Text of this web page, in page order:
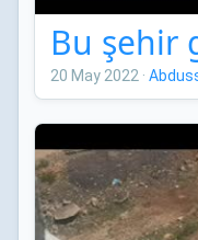
Bu şehir
20 May 2022 ·